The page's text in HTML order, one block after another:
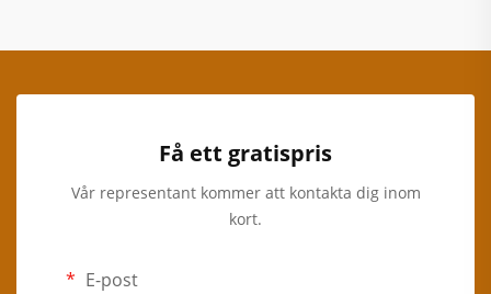
Få ett gratispris
Vår representant kommer att kontakta dig inom
kort.
E-post